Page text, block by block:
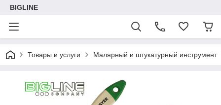
BIGLINE
Товары и услуги Малярный и штукатурный инструмент